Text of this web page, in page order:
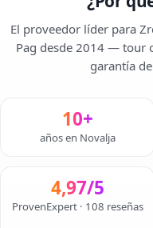
El proveedor líder para
Pag desde 2014 — tour
garantía
10+
años en Novalja
4,97/5
ProvenExpert · 108 reseñas